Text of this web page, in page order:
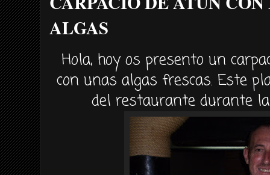
ALGAS
Hola, hoy os presento un
con unas algas frescas. Este
del restaurante durante